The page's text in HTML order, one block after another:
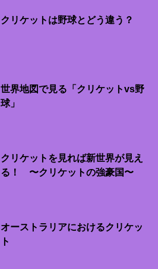
クリケットは野球とどう違う？
世界地図で見る「クリケットvs野
球」
クリケットを見れば新世界が見え
る！ 〜クリケットの強豪国〜
オーストラリアにおけるクリケッ
ト